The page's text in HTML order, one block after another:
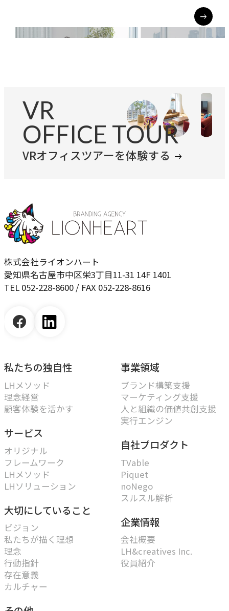
VR
OFFICE TOUR
VRオフィスツアーを体験する
株式会社ライオンハート
愛知県名古屋市中区栄3丁目11-31 14F 1401
TEL 052-228-8600 / FAX 052-228-8616
私たちの独自性
LHメソッド
理念経営
顧客体験を活かす
サービス
オリジナル
フレームワーク
LHメソッド
LHソリューション
大切にしていること
ビジョン
私たちが描く理想
理念
行動指針
存在意義
カルチャー
事業領域
ブランド構築支援
マーケティング支援
人と組織の価値共創支援
実行エンジン
自社プロダクト
TVable
Piquet
noNego
スルスル解析
企業情報
会社概要
LH&creatives Inc.
役員紹介